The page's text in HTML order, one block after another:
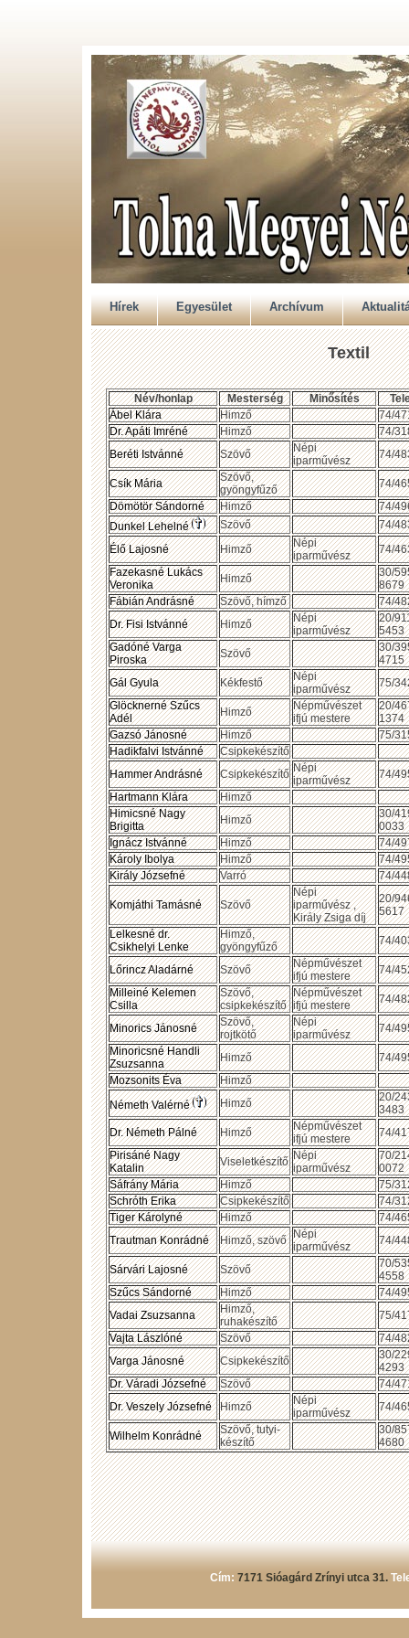
Hírek Egyesület Archívum
Textil
Név/honlap Mesterség Minősítés
Ábel Klára
Himző
74/
Dr. Apáti Imréné
Himző
74/
Beréti Istvánné
Szövő
Népi
iparművész
74/
Csík Mária
Szövő,
gyöngyfűző
74/
Dömötör Sándorné
Himző
74/
Dunkel Lehelné
Szövő
74/
Élő Lajosné
Himző
Népi
iparművész
74/
Fazekasné Lukács
Veronika
Himző
30/
8679
Fábián Andrásné
Szövő, hímző
74/
Dr. Fisi Istvánné
Himző
Népi
iparművész
20/
5453
Gadóné Varga
Piroska
Szövő
30/
4715
Gál Gyula
Kékfestő
Népi
iparművész
75/
Glöcknerné Szűcs
Adél
Himző
Népművészet
ifjú mestere
20/
1374
Gazsó Jánosné
Himző
75/
Hadikfalvi Istvánné
Csipkekészítő
Hammer Andrásné
Csipkekészítő Népi
iparművész
74/
Hartmann Klára
Himző
Himicsné Nagy
Brigitta
Himző
30/
0033
Ignácz Istvánné
Himző
74/
Károly Ibolya
Himző
74/
Király Józsefné
Varró 74/
Komjáthi Tamásné Szövő
Népi
iparművész ,
Király Zsiga díj
20/
5617
Lelkesné dr.
Csikhelyi Lenke
Himző,
gyöngyfűző
74/
Lőrincz Aladárné Szövő
Népművészet
ifjú mestere
74/
Milleiné Kelemen
Csilla
Szövő,
csipkekészítő
Népművészet
ifjú mestere
74/
Minorics Jánosné
Szövő,
rojtkötő
Népi
iparművész
74/
Minoricsné Handli
Zsuzsanna
Himző
74/
Mozsonits Éva
Himző
Németh Valérné
Himző
20/
3483
Dr. Németh Pálné
Himző
Népművészet
ifjú mestere
74/
Pirisáné Nagy
Katalin
Viseletkészítő Népi
iparművész
70/
0072
Sáfrány Mária
Himző
75/
Schróth Erika
Csipkekészítő
74/
Tiger Károlyné
Himző
74/
Trautman Konrádné
Himző, szövő Népi
iparművész
74/
Sárvári Lajosné Szövő
70/
4558
Szűcs Sándorné
Himző
74/
Vadai Zsuzsanna
Himző,
ruhakészítő
75/
Vajta Lászlóné
Szövő
74/
Varga Jánosné
Csipkekészítő
30/
4293
Dr. Váradi Józsefné
Szövő
74/
Dr. Veszely Józsefné
Himző
Népi
iparművész
74/
Wilhelm Konrádné
Szövő, tutyi-
készítő
30/
4680
Cím: 7171 Sióagárd Zrínyi utca 31.